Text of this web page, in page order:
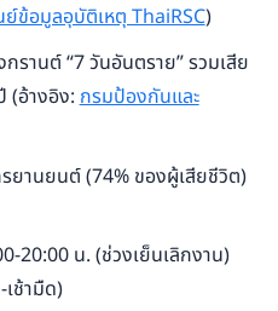
ข้อมูลอุบัติเหตุ ThaiRSC)
กรานต์ “7 วันอันตราย” รวมเสีย
(อ้างอิง:กรมป้องกันและ
ยานยนต์ (74% ของผู้เสียชีวิต)
20:00 น. (ช่วงเย็นเลิกงาน)
ช้ามืด)